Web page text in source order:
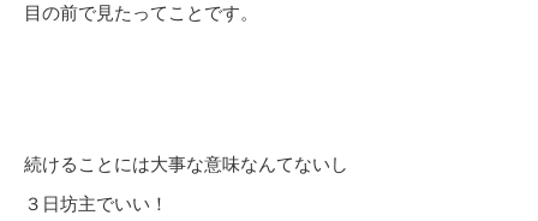
目の前で見たってことです。
続けることには大事な意味なんてないし
３日坊主でいい！